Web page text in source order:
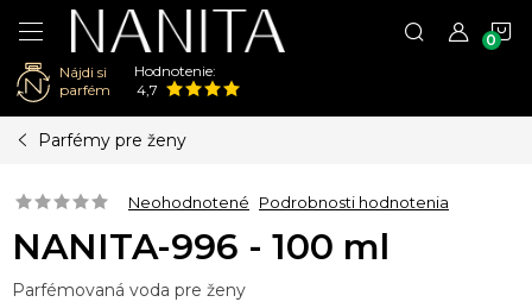
Nájdi si
parfém
Hodnotenie:
4,7
Parfémy pre ženy
Neohodnotené Podrobnosti hodnotenia
NANITA-996 - 100 ml
Parfémovaná voda pre ženy